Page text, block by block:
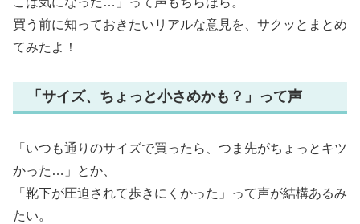
買う前に知っておきたいリアルな意見を、サクッとまとめ
てみたよ！
「サイズ、ちょっと小さめかも？」って声
「いつも通りのサイズで買ったら、つま先がちょっとキツ
かった…」とか、
「靴下が圧迫されて歩きにくかった」って声が結構あるみ
たい。